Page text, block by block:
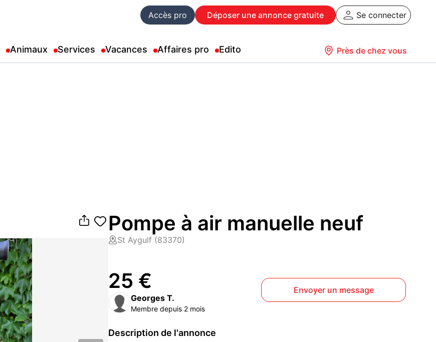
Accès pro Déposer une annonce gratuite Se connecter
Animaux Services Vacances Affaires pro Edito Près de chez vous
Pompe à air manuelle neuf
St Aygulf (83370)
25 €
Georges T.
Membre depuis 2 mois
Envoyer un message
Description de l'annonce